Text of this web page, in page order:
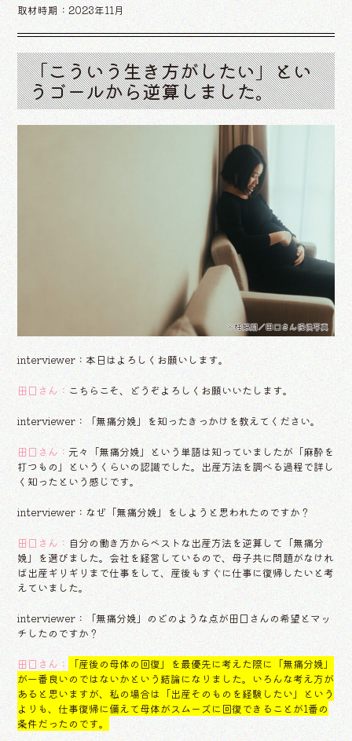
取材時期：2023年11月
「こういう生き方がしたい」とい
うゴールから逆算しました。
※妊娠期／田口さん提供写真
interviewer：本日はよろしくお願いします。
田口さん： こちらこそ、どうぞよろしくお願いいたします。
interviewer：「無痛分娩」を知ったきっかけを教えてください。
田口さん： 元々「無痛分娩」という単語は知っていましたが「麻酔を
打つもの」というくらいの認識でした。出産方法を調べる過程で詳し
く知ったという感じです。
interviewer：なぜ「無痛分娩」をしようと思われたのですか？
田口さん：自分の働き方からベストな出産方法を逆算して「無痛分
娩」を選びました。会社を経営しているので、母子共に問題がなけれ
ば出産ギリギリまで仕事をして、産後もすぐに仕事に復帰したいと考
えていました。
interviewer：「無痛分娩」のどのような点が田口さんの希望とマッ
チしたのですか？
田口さん：
「産後の母体の回復」を最優先に考えた際に「無痛分娩」
が一番良いのではないかという結論になりました。いろんな考え方が
あると思いますが、私の場合は「出産そのものを経験したい」という
よりも、仕事復帰に備えて母体がスムーズに回復できることが1番の
条件だったのです。